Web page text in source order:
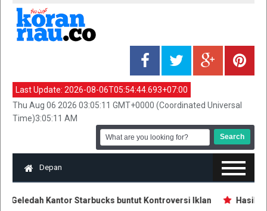
Last Update: 2026-08-06T05:54:44.693+07:00
Thu Aug 06 2026 03:05:11 GMT+0000 (Coordinated Universal
Time)3:05:11 AM
Depan
Kantor Starbucks buntut Kontroversi Iklan Hasil Uji